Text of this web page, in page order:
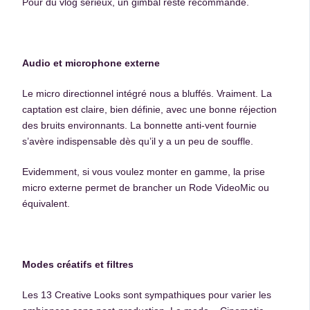
Audio et microphone externe
Le micro directionnel intégré nous a bluffés. Vraiment. La
captation est claire, bien définie, avec une bonne réjection
des bruits environnants. La bonnette anti-vent fournie
s’avère indispensable dès qu’il y a un peu de souffle.
Evidemment, si vous voulez monter en gamme, la prise
micro externe permet de brancher un Rode VideoMic ou
équivalent.
Modes créatifs et filtres
Les 13 Creative Looks sont sympathiques pour varier les